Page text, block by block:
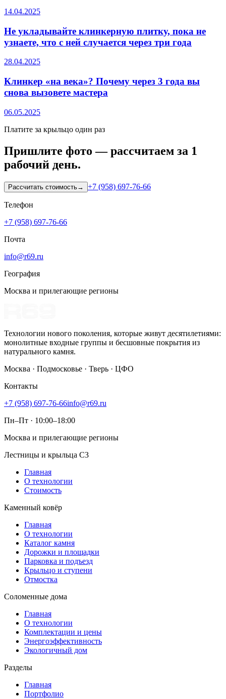
14.04.2025
Не укладывайте клинкерную плитку, пока не
узнаете, что с ней случается через три года
28.04.2025
Клинкер «на века»? Почему через 3 года вы
снова вызовете мастера
06.05.2025
Платите за крыльцо один раз
Пришлите фото — рассчитаем за 1
рабочий день.
Рассчитать стоимость→ +7 (958) 697-76-66
Телефон
+7 (958) 697-76-66
Почта
info@r69.ru
География
Москва и прилегающие регионы
Технологии нового поколения, которые живут десятилетиями:
монолитные входные группы и бесшовные покрытия из
натурального камня.
Москва · Подмосковье · Тверь · ЦФО
Контакты
+7 (958) 697-76-66info@r69.ru
Пн–Пт · 10:00–18:00
Москва и прилегающие регионы
Лестницы и крыльца С3
Главная
О технологии
Стоимость
Каменный ковёр
Главная
О технологии
Каталог камня
Дорожки и площадки
Парковка и подъезд
Крыльцо и ступени
Отмостка
Соломенные дома
Главная
О технологии
Комплектации и цены
Энергоэффективность
Экологичный дом
Разделы
Главная
Портфолио